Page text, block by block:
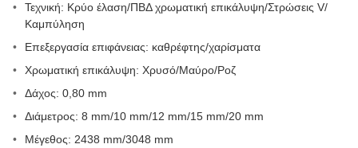
Τεχνική: Κρύο έλαση/ΠΒΔ χρωματική επικάλυψη/Στρώσεις V/
Καμπύληση
Επεξεργασία επιφάνειας: καθρέφτης/χαρίσματα
Χρωματική επικάλυψη: Χρυσό/Μαύρο/Ροζ
Δάχος: 0,80 mm
Διάμετρος: 8 mm/10 mm/12 mm/15 mm/20 mm
Μέγεθος: 2438 mm/3048 mm